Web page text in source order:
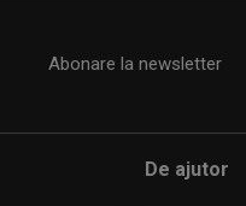
Abonare la newsletter
De ajutor